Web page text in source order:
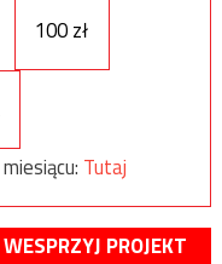
100 zł
Tutaj
PROJEKT